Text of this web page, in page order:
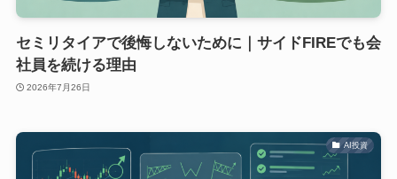
セミリタイアで後悔しないために｜サイドFIREでも会
社員を続ける理由
2026年7月26日
AI投資